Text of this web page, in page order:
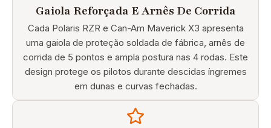
Gaiola Reforçada E Arnês De Corrida
Cada Polaris RZR e Can-Am Maverick X3 apresenta
uma gaiola de proteção soldada de fábrica, arnês de
corrida de 5 pontos e ampla postura nas 4 rodas. Este
design protege os pilotos durante descidas íngremes
em dunas e curvas fechadas.